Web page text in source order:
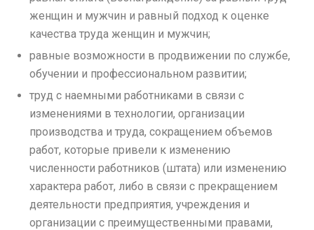
женщин и мужчин и равный подход к оценке
качества труда женщин и мужчин;
равные возможности в продвижении по службе,
обучении и профессиональном развитии;
труд с наемными работниками в связи с
изменениями в технологии, организации
производства и труда, сокращением объемов
работ, которые привели к изменению
численности работников (штата) или изменению
характера работ, либо в связи с прекращением
деятельности предприятия, учреждения и
организации с преимущественными правами,